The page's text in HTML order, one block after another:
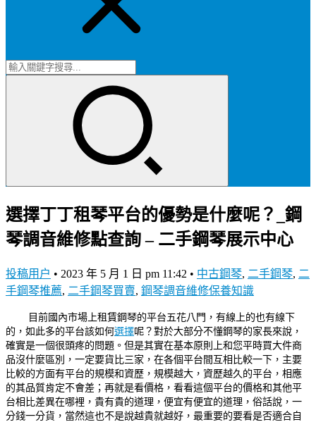
選擇丁丁租琴平台的優勢是什麼呢？_鋼
琴調音維修點查詢 – 二手鋼琴展示中心
投稿用户 • 2023 年 5 月 1 日 pm 11:42 • 中古鋼琴, 二手鋼琴, 二
手鋼琴推薦, 二手鋼琴買賣, 鋼琴調音維修保養知識
目前國內市場上租賃鋼琴的平台五花八門，有線上的也有線下
的，如此多的平台該如何選擇呢？對於大部分不懂鋼琴的家長來說，
確實是一個很頭疼的問題。但是其實在基本原則上和您平時買大件商
品沒什麼區別，一定要貨比三家，在各個平台間互相比較一下，主要
比較的方面有平台的規模和資歷，規模越大，資歷越久的平台，相應
的其品質肯定不會差；再就是看價格，看看這個平台的價格和其他平
台相比差異在哪裡，貴有貴的道理，便宜有便宜的道理，俗話說，一
分錢一分貨，當然這也不是說越貴就越好，最重要的要看是否適合自